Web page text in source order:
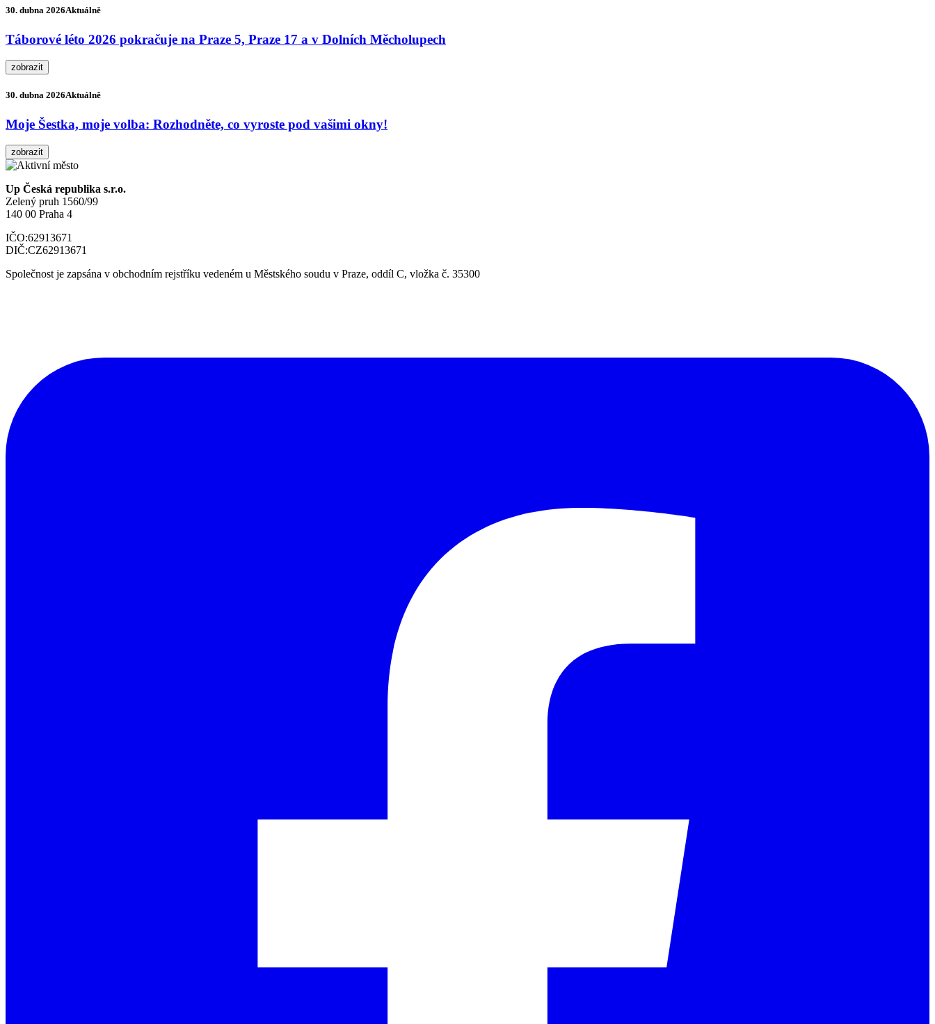
30. dubna 2026Aktuálně
Táborové léto 2026 pokračuje na Praze 5, Praze 17 a v Dolních Měcholupech
zobrazit
30. dubna 2026Aktuálně
Moje Šestka, moje volba: Rozhodněte, co vyroste pod vašimi okny!
zobrazit
Up Česká republika s.r.o.
Zelený pruh 1560/99
140 00 Praha 4
IČO:62913671
DIČ:CZ62913671
Společnost je zapsána v obchodním rejstříku vedeném u Městského soudu v Praze, oddíl C, vložka č. 35300